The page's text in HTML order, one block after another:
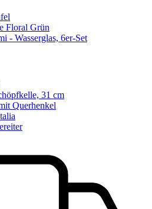
Floral Grün
- Wasserglas, 6er-Set
31 cm
Querhenkel